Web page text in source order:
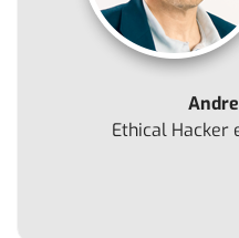
Ethical Hacker